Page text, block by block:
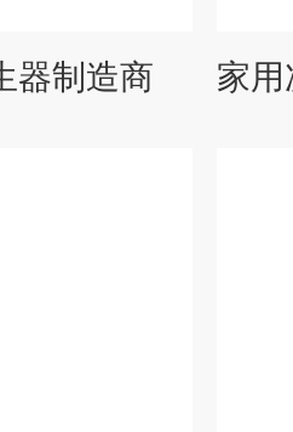
器制造商